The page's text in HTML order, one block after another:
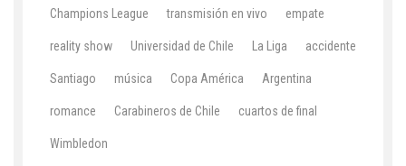
Champions League transmisión en vivo empate
reality show Universidad de Chile La Liga accidente
Santiago música Copa América Argentina
romance Carabineros de Chile cuartos de final
Wimbledon